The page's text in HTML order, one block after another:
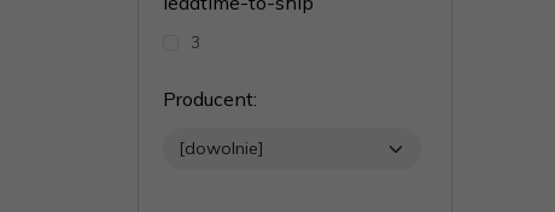
3
Producent: